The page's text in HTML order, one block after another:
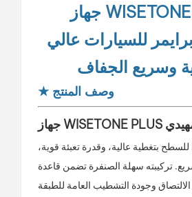
جهاز WISETONE PLUS
برايمر للسيارات عالي
وسريع الجفاف
★ وصف المنتج
بتغطية عالية، وقدرة تعبئة قوية،
تركيبته سهلة الصنفرة تضمن قاعدة
وجودة التشطيب العامة للطبقة